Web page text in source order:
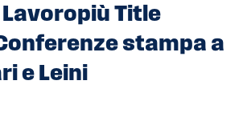
Title
stampa a
e Leini